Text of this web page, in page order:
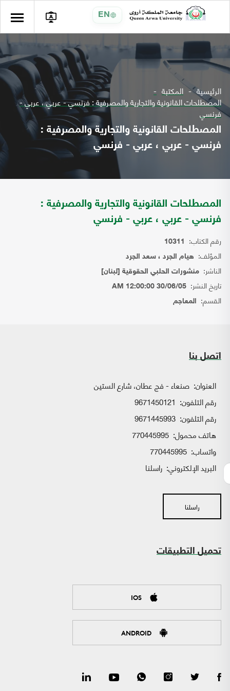
EN
الرئيسية المكتبة
المصطلحات القانونية والتجارية والمصرفية : فرنسي - عربي ، عربي -
فرنسي
المصطلحات القانونية والتجارية والمصرفية :
فرنسي - عربي ، عربي - فرنسي
المصطلحات القانونية والتجارية والمصرفية :
فرنسي - عربي ، عربي - فرنسي
رقم الكتاب: 10311
المؤلف: هيام الجرد ، سعد الجرد
الناشر: منشورات الحلبي الحقوقية [لبنان]
تاريخ النشر: 30/06/05 12:00:00 AM
القسم: المعاجم
اتصل بنا
العنوان: صنعاء - فج عطان، شارع الستين
رقم التلفون: 9671450121
رقم التلفون: 9671445993
هاتف محمول: 770445995
واتساب:
البريد الإلكتروني: راسلنا
راسلنا
تحميل التطبيقات
IOS
ANDROID